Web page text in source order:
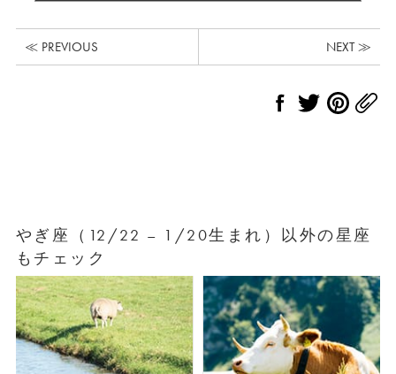
≪ PREVIOUS NEXT ≫
やぎ座（12/22 – 1/20生まれ）以外の星座
もチェック